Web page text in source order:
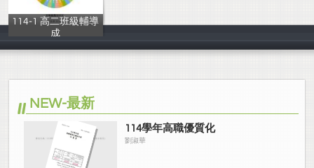
114-1 高二班級輔導
成
輔導室
NEW-最新
114學年高職優質化
劉淑華